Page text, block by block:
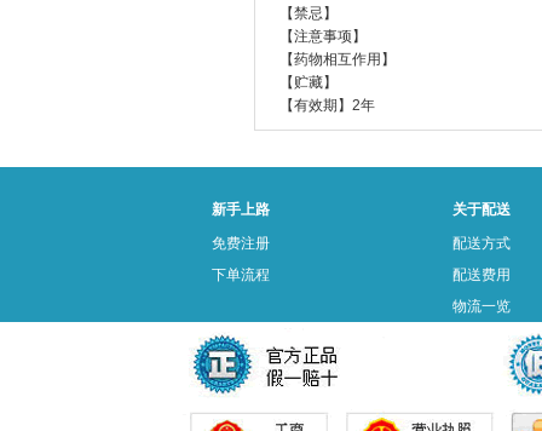
【禁忌】
【注意事项】
【药物相互作用】
【贮藏】
【有效期】2年
新手上路
免费注册
下单流程
关于配送
配送方式
配送费用
物流一览